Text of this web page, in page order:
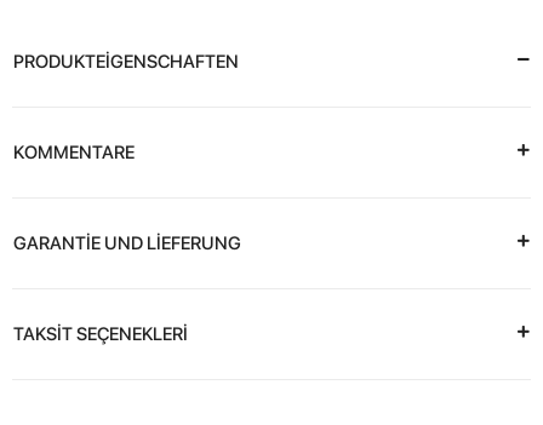
PRODUKTEİGENSCHAFTEN
KOMMENTARE
GARANTİE UND LİEFERUNG
TAKSİT SEÇENEKLERİ